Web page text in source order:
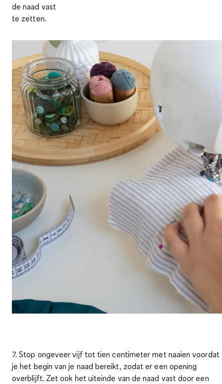
de naad vast
te zetten.
7. Stop ongeveer vijf tot tien centimeter met naaien voordat
je het begin van je naad bereikt, zodat er een opening
overblijft. Zet ook het uiteinde van de naad vast door een